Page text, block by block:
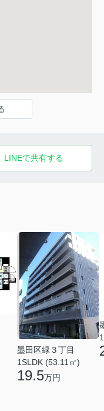
LINEで共有する
墨田区緑３丁目
1SLDK (53.11㎡)
19.5万円